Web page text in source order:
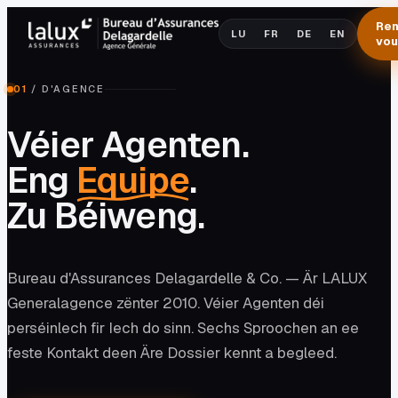
LU FR DE EN
01 / D'AGENCE
Véier Agenten.
Eng Equipe.
Zu Béiweng.
Bureau d'Assurances Delagardelle & Co. — Är LALUX
Generalagence zënter 2010. Véier Agenten déi
perséinlech fir Iech do sinn. Sechs Sproochen an ee
feste Kontakt deen Äre Dossier kennt a begleed.